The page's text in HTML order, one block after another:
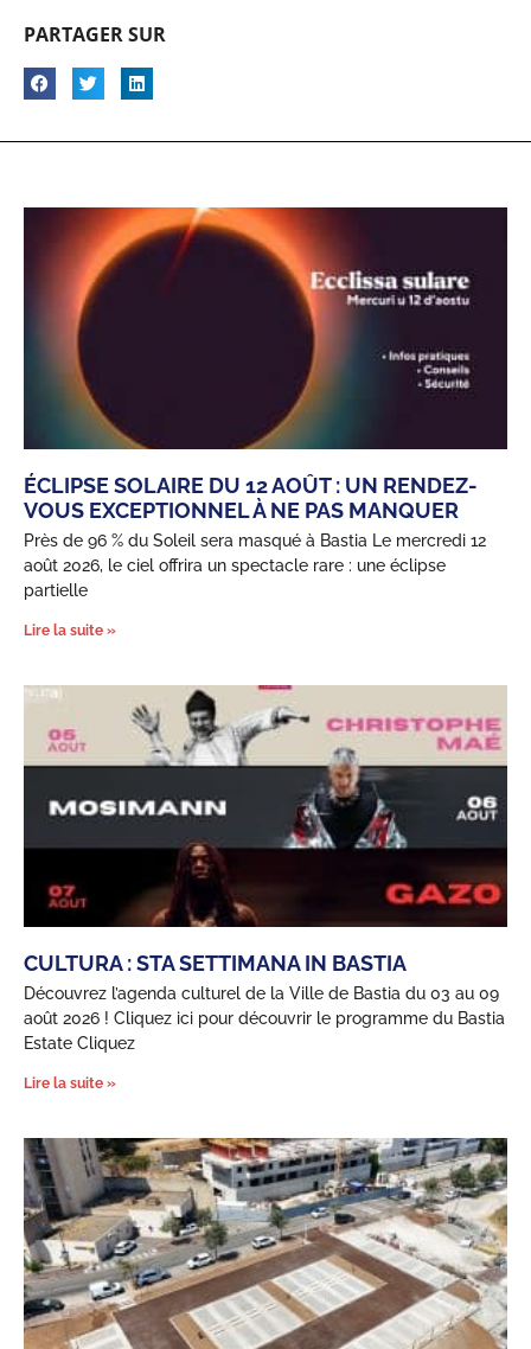
PARTAGER SUR
ÉCLIPSE SOLAIRE DU 12 AOÛT : UN RENDEZ-
VOUS EXCEPTIONNEL À NE PAS MANQUER
Près de 96 % du Soleil sera masqué à Bastia Le mercredi 12
août 2026, le ciel offrira un spectacle rare : une éclipse
partielle
Lire la suite »
CULTURA : STA SETTIMANA IN BASTIA
Découvrez l’agenda culturel de la Ville de Bastia du 03 au 09
août 2026 ! Cliquez ici pour découvrir le programme du Bastia
Estate Cliquez
Lire la suite »